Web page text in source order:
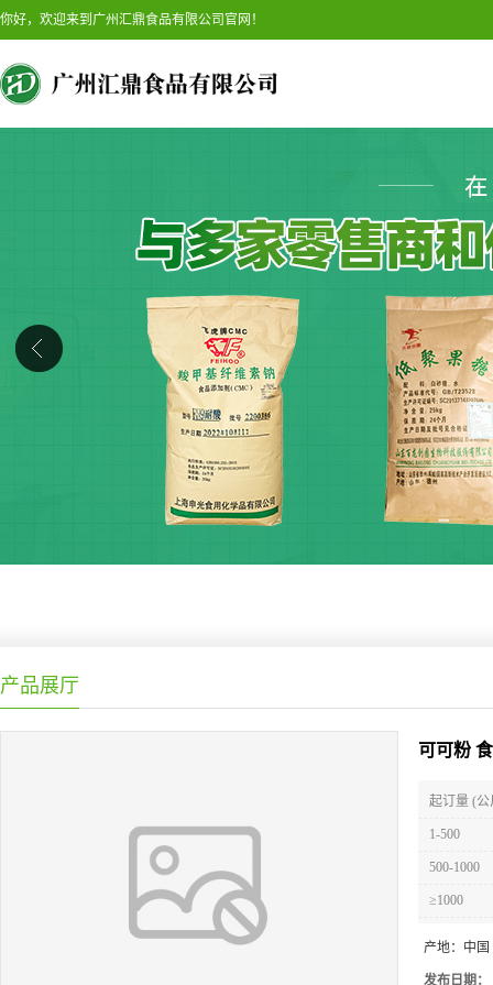
你好，欢迎来到广州汇鼎食品有限公司官网！
产品展厅
可可粉
起订量 (公
1-500
500-1000
≥1000
产地： 中国
发布日期：